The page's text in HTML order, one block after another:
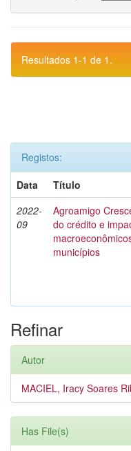
Resultados 1-1 de 1.
Registos:
Data
Título
2022-
09
Agroamigo
do crédito e
municípios
Refinar
Autor
MACIEL, Iracy Soares
Has File(s)